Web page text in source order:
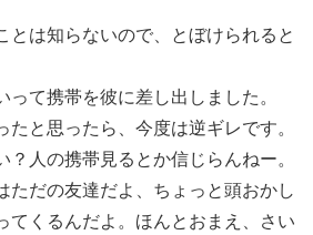
とは知らないので、とぼけられると
って携帯を彼に差し出しました。
たと思ったら、今度は逆ギレです。
？人の携帯見るとか信じらんねー。
ただの友達だよ、ちょっと頭おかし
てくるんだよ。ほんとおまえ、さい